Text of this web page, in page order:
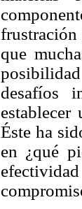
que
desafíos
Éste ha
en ¿qué